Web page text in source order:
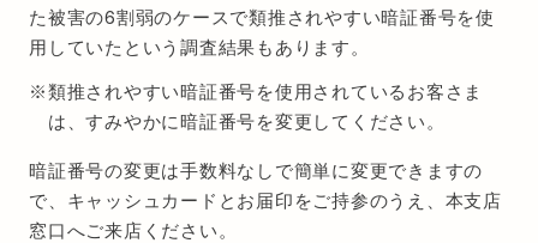
た被害の6割弱のケースで類推されやすい暗証番号を使
用していたという調査結果もあります。
類推されやすい暗証番号を使用されているお客さま
は、すみやかに暗証番号を変更してください。
暗証番号の変更は手数料なしで簡単に変更できますの
で、キャッシュカードとお届印をご持参のうえ、本支店
窓口へご来店ください。